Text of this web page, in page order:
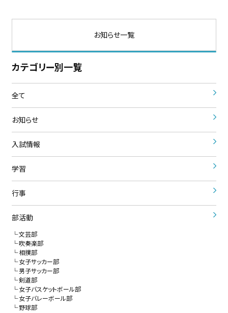
お知らせ一覧
カテゴリー別一覧
全て
お知らせ
入試情報
学習
行事
部活動
文芸部
吹奏楽部
相撲部
女子サッカー部
男子サッカー部
剣道部
女子バスケットボール部
女子バレーボール部
野球部